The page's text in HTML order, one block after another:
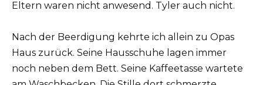
Eltern waren nicht anwesend. Tyler auch nicht.
Nach der Beerdigung kehrte ich allein zu Opas
Haus zurück. Seine Hausschuhe lagen immer
noch neben dem Bett. Seine Kaffeetasse wartete